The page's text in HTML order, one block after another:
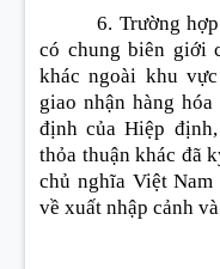
6. Trường
có chung biên giới
khác ngoài khu
giao nhận hàng
định của Hiệp
thỏa thuận khác đã
chủ nghĩa Việt
về xuất nhập cảnh